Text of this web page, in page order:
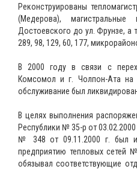
Реконструированы
(Медерова),
Достоевского до ул. Фрунзе, а
289, 98, 129, 60, 177,
В 2000 году в связи с
Комсомол и г. Чолпон-Ата на
обслуживание был
В целях выполнения
Республики № 35-р от
№ 348 от 09.11.2000 г. был
предприятию тепловых сетей
обязывал соответствующие